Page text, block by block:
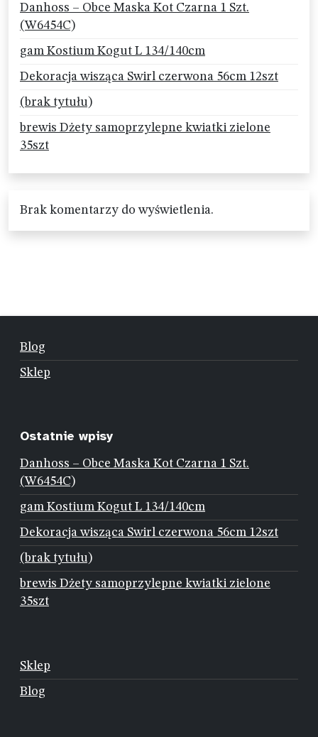
Danhoss – Obce Maska Kot Czarna 1 Szt.
(W6454C)
gam Kostium Kogut L 134/140cm
Dekoracja wisząca Swirl czerwona 56cm 12szt
(brak tytułu)
brewis Dżety samoprzylepne kwiatki zielone
35szt
Brak komentarzy do wyświetlenia.
Blog
Sklep
Ostatnie wpisy
Danhoss – Obce Maska Kot Czarna 1 Szt.
(W6454C)
gam Kostium Kogut L 134/140cm
Dekoracja wisząca Swirl czerwona 56cm 12szt
(brak tytułu)
brewis Dżety samoprzylepne kwiatki zielone
35szt
Sklep
Blog